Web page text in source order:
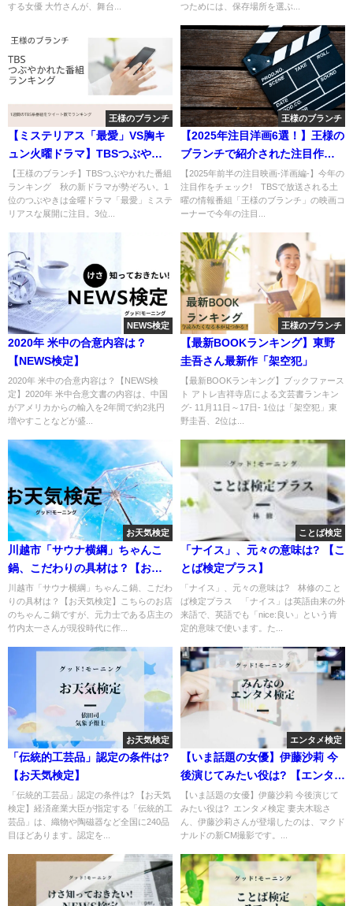
する女優 大竹さんが、舞台...
つためには、保存場所を選ぶ...
王様のブランチ
【ミステリアス「最愛」VS胸キ
ュン火曜ドラマ】TBSつぶやか
れた番組
【王様のブランチ】TBSつぶやかれた番組
ランキング 秋の新ドラマが勢ぞろい。1
位のつぶやきは金曜ドラマ「最愛」ミステ
リアスな展開に注目。3位...
王様のブランチ
【2025年注目洋画6選！】王様の
ブランチで紹介された注目作を
一挙公開！
【2025年前半の注目映画-洋画編-】今年の
注目作をチェック! TBSで放送される土
曜の情報番組「王様のブランチ」の映画コ
ーナーで今年の注目...
NEWS検定
2020年 米中の合意内容は？
【NEWS検定】
2020年 米中の合意内容は？【NEWS検
定】2020年 米中合意文書の内容は、中国
がアメリカからの輸入を2年間で約2兆円
増やすことなどが盛...
王様のブランチ
【最新BOOKランキング】東野
圭吾さん最新作「架空犯」
【最新BOOKランキング】ブックファース
ト アトレ吉祥寺店による文芸書ランキン
グ- 11月11日～17日- 1位は「架空犯」東
野圭吾、2位は...
お天気検定
川越市「サウナ横綱」ちゃんこ
鍋、こだわりの具材は？【お天
気検定】
川越市「サウナ横綱」ちゃんこ鍋、こだわ
りの具材は？【お天気検定】こちらのお店
のちゃんこ鍋ですが、元力士である店主の
竹内太一さんが現役時代に作...
ことば検定
「ナイス」、元々の意味は? 【こ
とば検定プラス】
「ナイス」、元々の意味は? 林修のこと
ば検定プラス 「ナイス」は英語由来の外
来語で、英語でも「nice:良い」という肯
定的意味で使います。た...
お天気検定
「伝統的工芸品」認定の条件は?
【お天気検定】
「伝統的工芸品」認定の条件は? 【お天気
検定】経済産業大臣が指定する「伝統的工
芸品」は、織物や陶磁器など全国に240品
目ほどあります。認定を...
エンタメ検定
【いま話題の女優】伊藤沙莉 今
後演じてみたい役は? 【エンタメ
検定】
【いま話題の女優】伊藤沙莉 今後演じて
みたい役は? エンタメ検定 妻夫木聡さ
ん、伊藤沙莉さんが登場したのは、マクド
ナルドの新CM撮影です。...